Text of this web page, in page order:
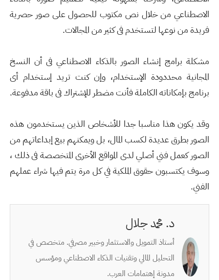
الاصطناعي من خلال نص مكتوب للحصول على صور حصرية
فريدة من نوعها لتستخدم فى كثير من المجالات.
مشكلة برامج إنشاء الصور بالذكاء الاصطناعي فى أن النسخ
المجانية محددودة الإستخدام، وإن كنت تريد إستخدام أى
برنامج بإمكاناته الكاملة فأنت مضطر للإشتراك فى باقة مدفوعة.
وقد يكون هذا مناسبا جدا للأشخاص الذين يستخدمون هذه
الصور بطرق عديدة لكسب المال، بل ويمكنهم بيع إبداعاتهم من
الصور كعمل فني أصلي لدى المواقع الأخرى المتخصصة فى ذلك ،
وسوف يكتسبون حقوق الملكية في كل مرة يتم فيها شراء عملهم
الفني.
د. محمد جلال
أستاذ التمويل والاستثمار وخبير مصرفي. متخصص في
التحليل المالي وتقنيات الذكاء الاصطناعي ومؤسس
مدونة إهتمامات العرب.